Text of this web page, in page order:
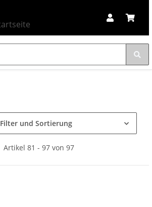
Filter und Sortierung
Artikel 81 - 97 von 97